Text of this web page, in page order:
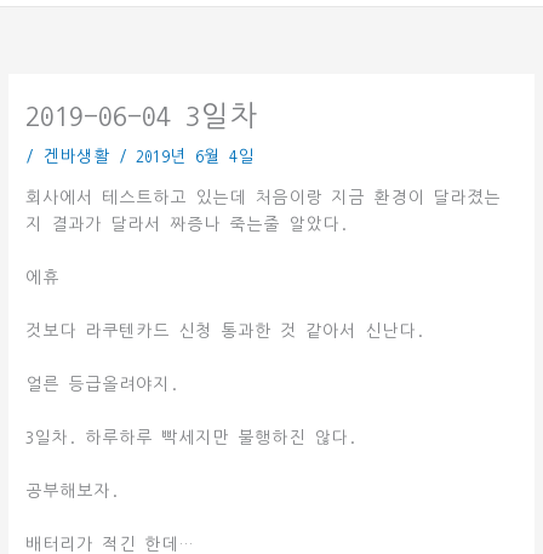
2019-06-04 3일차
/ 겐바생활 / 2019년 6월 4일
회사에서 테스트하고 있는데 처음이랑 지금 환경이 달라졌는
지 결과가 달라서 짜증나 죽는줄 알았다.
에휴
것보다 라쿠텐카드 신청 통과한 것 같아서 신난다.
얼른 등급올려야지.
3일차. 하루하루 빡세지만 불행하진 않다.
공부해보자.
배터리가 적긴 한데…